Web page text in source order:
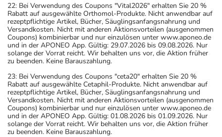
22: Bei Verwendung des Coupons "Vital2026" erhalten Sie 20 %
Rabatt auf ausgewählte Orthomol-Produkte. Nicht anwendbar auf
rezeptpflichtige Artikel, Bücher, Säuglingsanfangsnahrung und
Versandkosten. Nicht mit anderen Aktionsvorteilen (ausgenommen
Coupons) kombinierbar und nur einzulösen unter www.aponeo.de
und in der APONEO App. Gültig: 29.07.2026 bis 09.08.2026. Nur
solange der Vorrat reicht. Wir behalten uns vor, die Aktion früher
zu beenden. Keine Barauszahlung.
23: Bei Verwendung des Coupons "ceta20" erhalten Sie 20 %
Rabatt auf ausgewählte Cetaphil-Produkte. Nicht anwendbar auf
rezeptpflichtige Artikel, Bücher, Säuglingsanfangsnahrung und
Versandkosten. Nicht mit anderen Aktionsvorteilen (ausgenommen
Coupons) kombinierbar und nur einzulösen unter www.aponeo.de
und in der APONEO App. Gültig: 01.08.2026 bis 01.09.2026. Nur
solange der Vorrat reicht. Wir behalten uns vor, die Aktion früher
zu beenden. Keine Barauszahlung.